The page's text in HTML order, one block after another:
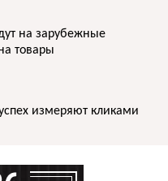
на зарубежные
товары
измеряют кликами